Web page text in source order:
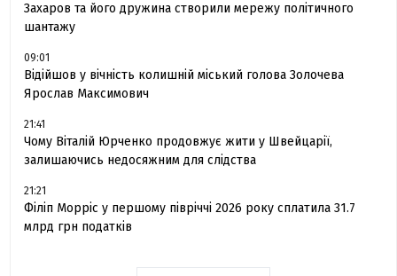
Захаров та його дружина створили мережу політичного
шантажу
09:01
Відійшов у вічність колишній міський голова Золочева
Ярослав Максимович
21:41
Чому Віталій Юрченко продовжує жити у Швейцарії,
залишаючись недосяжним для слідства
21:21
Філіп Морріс у першому півріччі 2026 року сплатила 31.7
млрд грн податків